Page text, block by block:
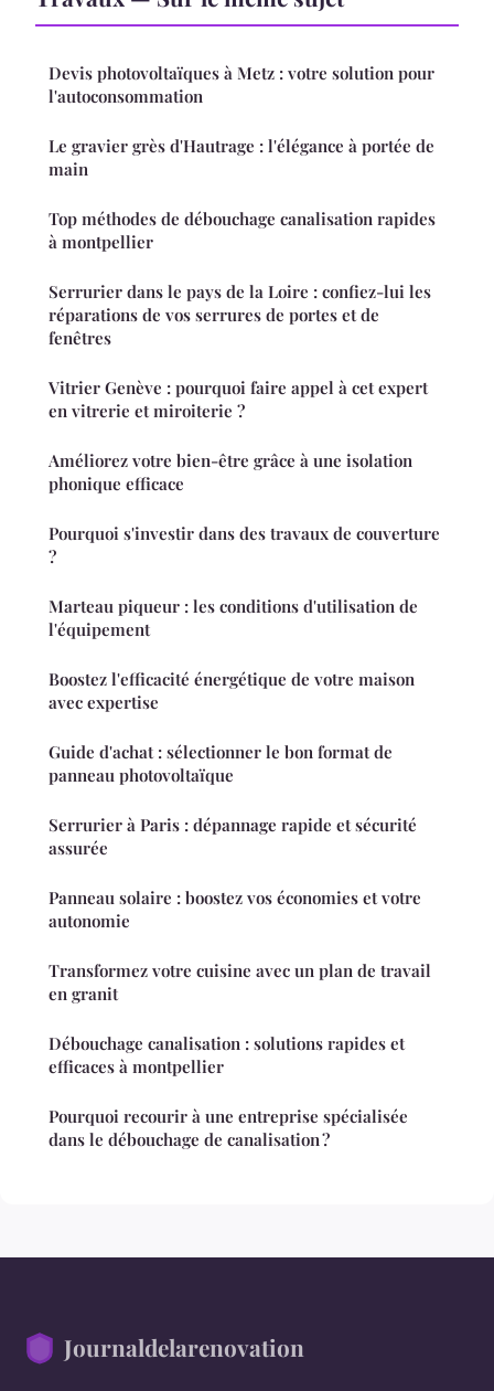
Devis photovoltaïques à Metz : votre solution pour
l'autoconsommation
Le gravier grès d'Hautrage : l'élégance à portée de
main
Top méthodes de débouchage canalisation rapides
à montpellier
Serrurier dans le pays de la Loire : confiez-lui les
réparations de vos serrures de portes et de
fenêtres
Vitrier Genève : pourquoi faire appel à cet expert
en vitrerie et miroiterie ?
Améliorez votre bien-être grâce à une isolation
phonique efficace
Pourquoi s'investir dans des travaux de couverture
?
Marteau piqueur : les conditions d'utilisation de
l'équipement
Boostez l'efficacité énergétique de votre maison
avec expertise
Guide d'achat : sélectionner le bon format de
panneau photovoltaïque
Serrurier à Paris : dépannage rapide et sécurité
assurée
Panneau solaire : boostez vos économies et votre
autonomie
Transformez votre cuisine avec un plan de travail
en granit
Débouchage canalisation : solutions rapides et
efficaces à montpellier
Pourquoi recourir à une entreprise spécialisée
dans le débouchage de canalisation ?
Journaldelarenovation